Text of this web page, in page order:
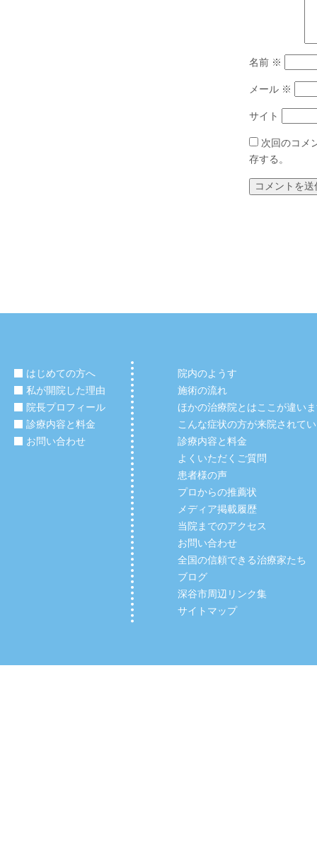
名前 ※
メール ※
サイト
次回のコメ
存する。
はじめての方へ
私が開院した理由
院長プロフィール
診療内容と料金
お問い合わせ
院内のようす
施術の流れ
ほかの治療院とはここが違い
こんな症状の方が来院されて
診療内容と料金
よくいただくご質問
患者様の声
プロからの推薦状
メディア掲載履歴
当院までのアクセス
お問い合わせ
全国の信頼できる治療家たち
ブログ
深谷市周辺リンク集
サイトマップ